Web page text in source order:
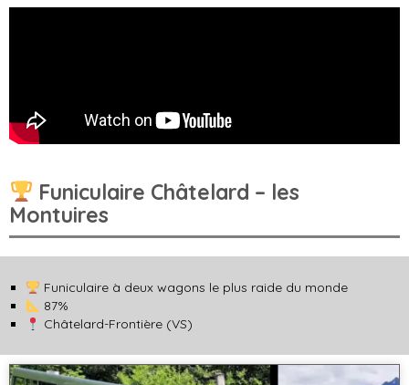
Funiculaire Châtelard – les
Montuires
Funiculaire à deux wagons le plus raide du monde
87%
Châtelard-Frontière (VS)